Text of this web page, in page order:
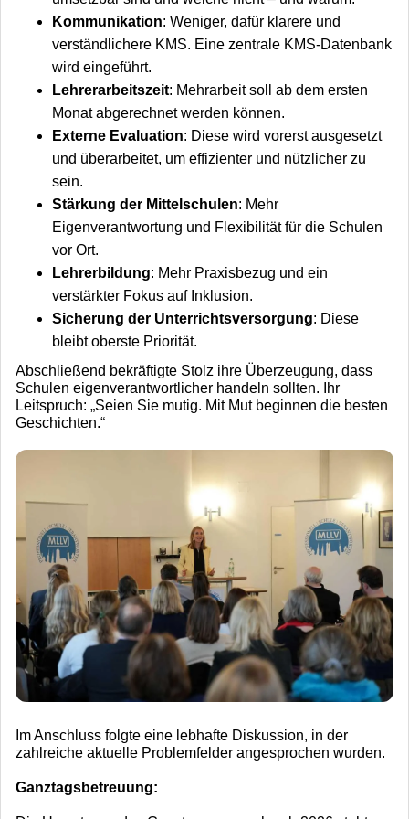
Kommunikation: Weniger, dafür klarere und
verständlichere KMS. Eine zentrale KMS-Datenbank
wird eingeführt.
Lehrerarbeitszeit: Mehrarbeit soll ab dem ersten
Monat abgerechnet werden können.
Externe Evaluation: Diese wird vorerst ausgesetzt
und überarbeitet, um effizienter und nützlicher zu
sein.
Stärkung der Mittelschulen: Mehr
Eigenverantwortung und Flexibilität für die Schulen
vor Ort.
Lehrerbildung: Mehr Praxisbezug und ein
verstärkter Fokus auf Inklusion.
Sicherung der Unterrichtsversorgung: Diese
bleibt oberste Priorität.
Abschließend bekräftigte Stolz ihre Überzeugung, dass
Schulen eigenverantwortlicher handeln sollten. Ihr
Leitspruch: „Seien Sie mutig. Mit Mut beginnen die besten
Geschichten.“
Im Anschluss folgte eine lebhafte Diskussion, in der
zahlreiche aktuelle Problemfelder angesprochen wurden.
Ganztagsbetreuung: